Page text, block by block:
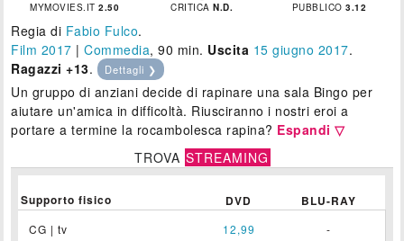
MYMOVIES.IT2.50 CRITICAN.D. PUBBLICO3.12
Regia di Fabio Fulco.
Film 2017 |Commedia, 90 min. Uscita 15 giugno 2017.
Ragazzi +13. Dettagli ❯
Un gruppo di anziani decide di rapinare una sala Bingo per
aiutare un'amica in difficoltà. Riusciranno i nostri eroi a
portare a termine la rocambolesca rapina? Espandi ▽
TROVA STREAMING
Supporto fisico DVD BLU-RAY
CG | tv 12,99 -